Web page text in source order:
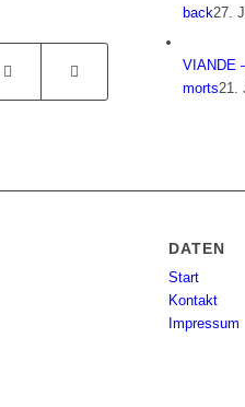
back27.
VIANDE
morts21.
DATEN
Start
Kontakt
Impressum